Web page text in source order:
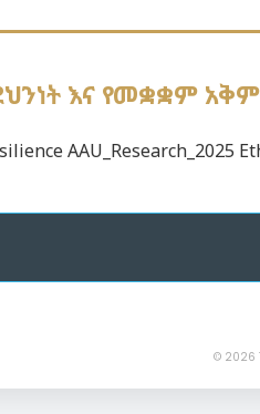
እና የመቋቋም
AAU_Research_2025
© 2026